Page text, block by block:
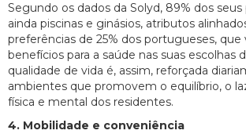
Segundo os dados da Solyd, 89% dos
ainda piscinas e ginásios, atributos
preferências de 25% dos portugueses, que
benefícios para a saúde nas suas escolhas
qualidade de vida é, assim, reforçada
ambientes que promovem o equilíbrio, o
física e mental dos residentes.
4. Mobilidade e conveniência